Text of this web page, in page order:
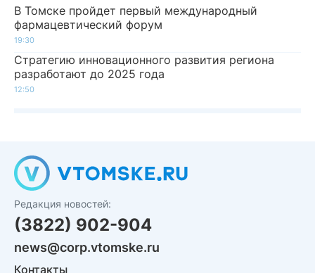
В Томске пройдет первый международный
фармацевтический форум
19:30
Стратегию инновационного развития региона
разработают до 2025 года
12:50
Редакция новостей:
(3822) 902-904
news@corp.vtomske.ru
Контакты